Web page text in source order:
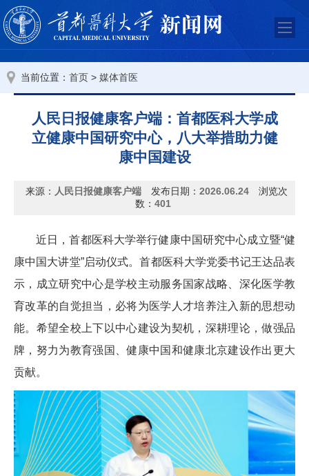
当前位置： 首页 > 媒体首医
人民日报健康客户端：首都医科大学成
立健康中国研究中心，八大举措助力健
康中国建设
来源： 人民日报健康客户端 发布日期： 2026.06.24
浏览次
数： 401
近日，首都医科大学举行健康中国研究中心成立暨“健
康中国大讲堂”启动仪式。首都医科大学党委书记王达品表
示，成立研究中心是学校主动服务国家战略、深化医学教
育改革的自觉担当，必将为医学人才培养注入新的思想动
能。希望全校上下以中心建设为契机，深耕理论，做强品
牌，努力为教育强国、健康中国和健康北京建设作出更大
贡献。